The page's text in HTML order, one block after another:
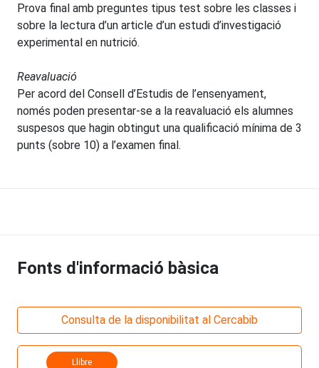
Prova final amb preguntes tipus test sobre les classes i
sobre la lectura d’un article d’un estudi d’investigació
experimental en nutrició.
Reavaluació
Per acord del Consell d’Estudis de l’ensenyament,
només poden presentar-se a la reavaluació els alumnes
suspesos que hagin obtingut una qualificació mínima de 3
punts (sobre 10) a l’examen final.
Fonts d'informació bàsica
Consulta de la disponibilitat al Cercabib
Llibre